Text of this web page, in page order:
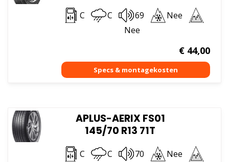
C C 69
Nee
Nee
€44,00
APLUS-AERIX FS01
145/70 R13 71T
C C 70
Nee